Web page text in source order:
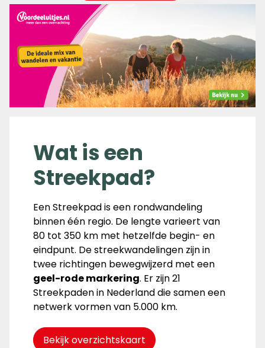
Wat is een
Streekpad?
Een Streekpad is een rondwandeling
binnen één regio. De lengte varieert van
80 tot 350 km met hetzelfde begin- en
eindpunt. De streekwandelingen zijn in
twee richtingen bewegwijzerd met een
geel-rode markering. Er zijn 21
Streekpaden in Nederland die samen een
netwerk vormen van 5.000 km.
Bekijk overzichtskaart